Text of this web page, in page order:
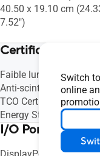
Switch
online
40.50 x 19.10 cm
7.52")
Certificate
Faible lumière bleue
Anti-scintillement TÜV
TCO Certified
Energy Star
I/O Ports